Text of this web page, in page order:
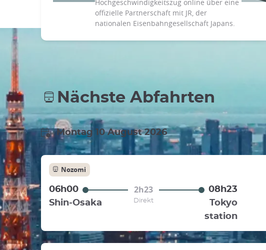
Hochgeschwindigkeitszug online über eine
offizielle Partnerschaft mit JR, der
nationalen Eisenbahngesellschaft Japans.
Nächste Abfahrten
Montag 10 August 2026
Nozomi
06h00 2h23
08h23
Shin-Osaka
Direkt
Tokyo
station